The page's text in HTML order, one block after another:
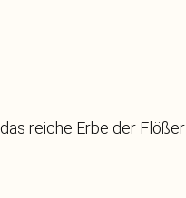
reiche Erbe der Flößer